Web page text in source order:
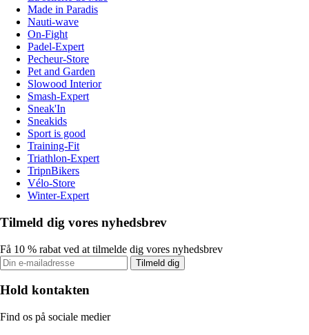
Made in Paradis
Nauti-wave
On-Fight
Padel-Expert
Pecheur-Store
Pet and Garden
Slowood Interior
Smash-Expert
Sneak'In
Sneakids
Sport is good
Training-Fit
Triathlon-Expert
TripnBikers
Vélo-Store
Winter-Expert
Tilmeld dig vores nyhedsbrev
Få 10 % rabat ved at tilmelde dig vores nyhedsbrev
Tilmeld dig
Hold kontakten
Find os på sociale medier